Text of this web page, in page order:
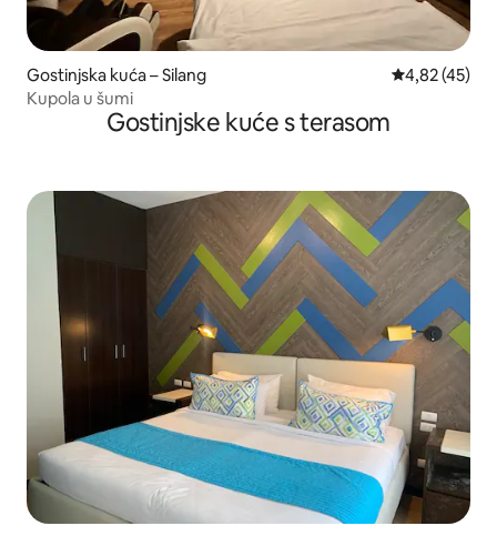
Gostinjska kuća – Silang Prosječna
4,82 (45)
Kupola u šumi
Gostinjske kuće s terasom